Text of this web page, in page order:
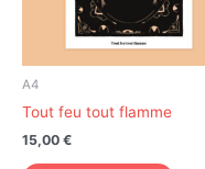
A4
Tout feu tout flamme
15,00 €